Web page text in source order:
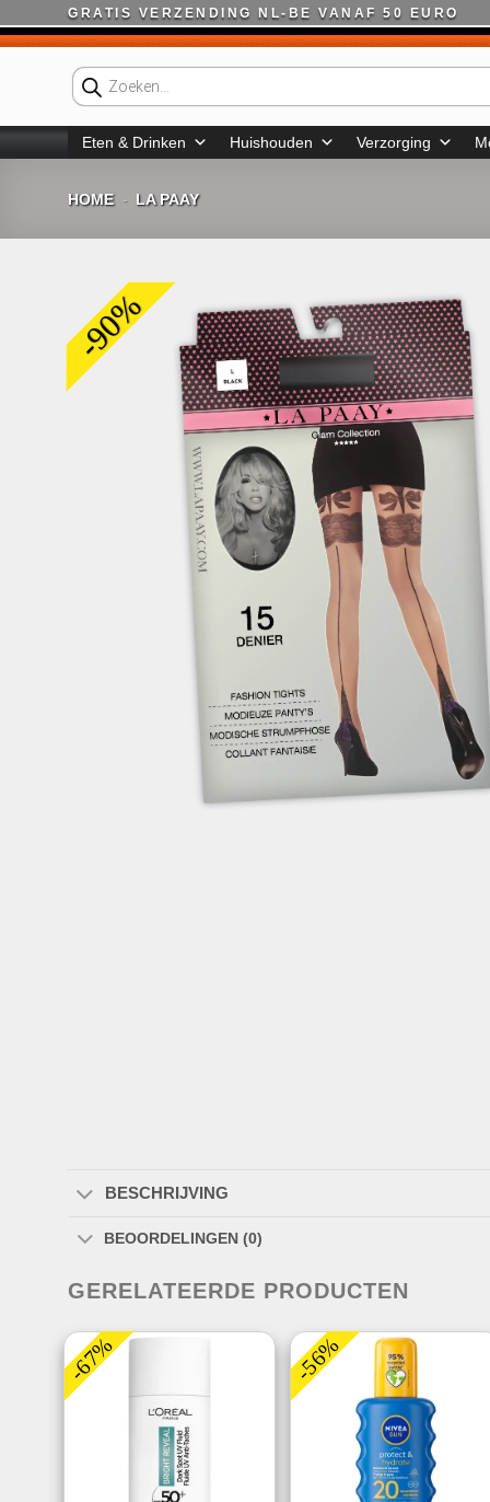
naar
GRATIS VERZENDING NL-BE VANAF 50 EURO
Producten
zoeken
Eten & Drinken Huishouden Verzorging
HOME - LA PAAY
-90%
BESCHRIJVING
BEOORDELINGEN (0)
GERELATEERDE PRODUCTEN
-67% -56%